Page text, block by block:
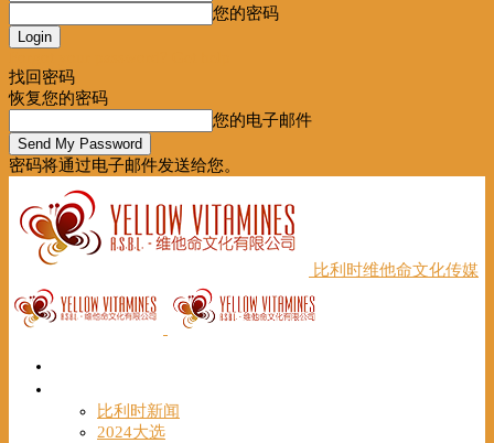
您的密码
找回密码
恢复您的密码
您的电子邮件
密码将通过电子邮件发送给您。
比利时维他命文化传媒
比利时新闻
2024大选